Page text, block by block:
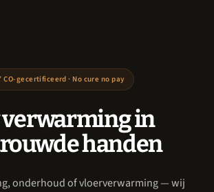
CO-gecertificeerd · No cure no pay
verwarming in
handen
onderhoud of vloerverwarming — wij